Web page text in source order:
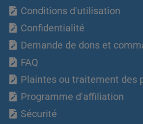
Conditions d'utilisation
Confidentialité
Demande de dons et
FAQ
Plaintes ou traitement des
Programme d'affiliation
Sécurité